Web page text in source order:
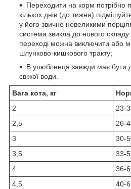
Переходити на корм потрібно
кількох днів (до тижня)
у його звичне невеликими
система звикла до нового
переході можна виключити або
шлунково-кишкового тракту;
В улюбленця завжди має бути
свіжої води.
Вага кота, кг
2
23-
2,5
26-
3
30-
3,5
33-
4
36-
4,5
40-